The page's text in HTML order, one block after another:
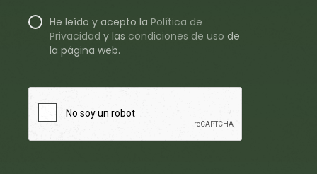
He leído y acepto laPolítica de
Privacidad ylas condiciones de uso de
la página web.